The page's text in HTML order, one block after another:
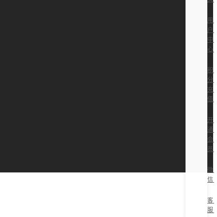
用
户
中
心
积
分
充
值
开
通
会
员
微
信
客
服